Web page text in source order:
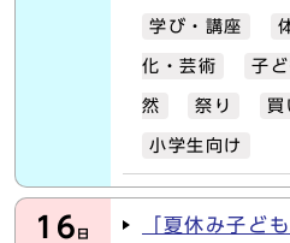
学び・講座
化・芸術 子
然 祭り 買
小学生向け
16 日
「夏休み子ど